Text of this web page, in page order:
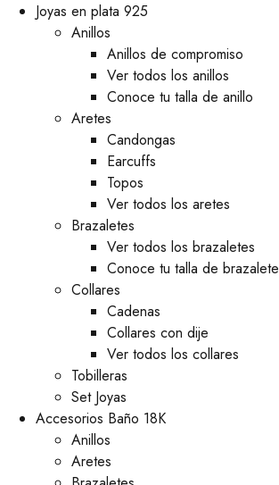
Joyas en plata 925
Anillos
Anillos de compromiso
Ver todos los anillos
Conoce tu talla de anillo
Aretes
⁠Candongas
Earcuffs
Topos
Ver todos los aretes
Brazaletes
Ver todos los brazaletes
Conoce tu talla de brazalete
Collares
Cadenas
Collares con dije
Ver todos los collares
Tobilleras
Set Joyas
Accesorios Baño 18K
Anillos
Aretes